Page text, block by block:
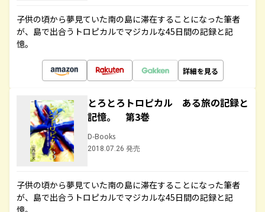
子供の頃から夢見ていた南の島に滞在することになった筆者
が、島で出合うトロピカルでマジカルな45日間の記録と記
憶。
詳細を見る
とろとろトロピカル ある旅の記録と
記憶。 第3巻
D-Books
2018.07.26 発売
子供の頃から夢見ていた南の島に滞在することになった筆者
が、島で出合うトロピカルでマジカルな45日間の記録と記
憶。